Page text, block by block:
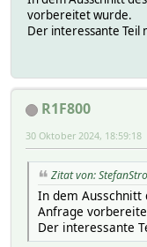
vorbereitet wurde.
Der interessante Teil
R1F800
30 Oktober 2024, 18:59:18
Zitat von:
In dem Ausschnitt
Anfrage
Der interessante